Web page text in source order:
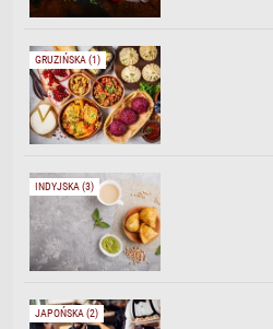
GRUZIŃSKA (1)
INDYJSKA (3)
JAPOŃSKA (2)